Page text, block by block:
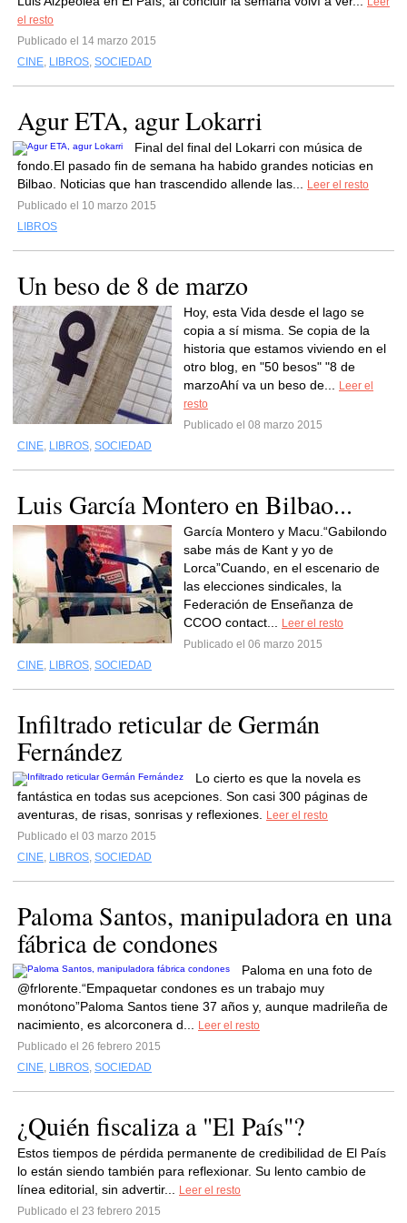
el resto
Publicado el 14 marzo 2015
CINE, LIBROS, SOCIEDAD
Agur ETA, agur Lokarri
Final del final del Lokarri con música de
fondo.El pasado fin de semana ha habido grandes noticias en
Bilbao. Noticias que han trascendido allende las...
Leer el resto
Publicado el 10 marzo 2015
LIBROS
Un beso de 8 de marzo
Hoy, esta Vida desde el lago se
copia a sí misma. Se copia de la
historia que estamos viviendo en el
otro blog, en "50 besos" "8 de
marzoAhí va un beso de...
Leer el
resto
Publicado el 08 marzo 2015
CINE, LIBROS, SOCIEDAD
Luis García Montero en Bilbao...
García Montero y Macu.“Gabilondo
sabe más de Kant y yo de
Lorca”Cuando, en el escenario de
las elecciones sindicales, la
Federación de Enseñanza de
CCOO contact...
Leer el resto
Publicado el 06 marzo 2015
CINE, LIBROS, SOCIEDAD
Infiltrado reticular de Germán
Fernández
Lo cierto es que la novela es
fantástica en todas sus acepciones. Son casi 300 páginas de
aventuras, de risas, sonrisas y reflexiones.
Leer el resto
Publicado el 03 marzo 2015
CINE, LIBROS, SOCIEDAD
Paloma Santos, manipuladora en una
fábrica de condones
Paloma en una foto de
@frlorente.“Empaquetar condones es un trabajo muy
monótono”Paloma Santos tiene 37 años y, aunque madrileña de
nacimiento, es alcorconera d...
Leer el resto
Publicado el 26 febrero 2015
CINE, LIBROS, SOCIEDAD
¿Quién fiscaliza a "El País"?
Estos tiempos de pérdida permanente de credibilidad de El País
lo están siendo también para reflexionar. Su lento cambio de
línea editorial, sin advertir...
Leer el resto
Publicado el 23 febrero 2015